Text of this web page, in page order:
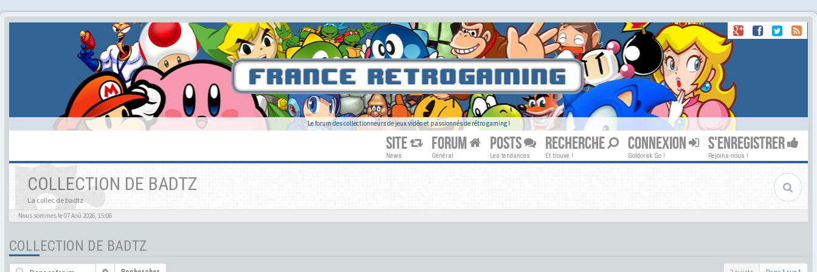
Le forum des collectionneurs de jeux vidéo et passionnés de rétro gaming !
SITE
News
FORUM
Général
POSTS
Les tendances
RECHERCHE
Et trouve !
CONNEXION
Goldorak Go !
S'ENREGISTRER
Rejoins-nous !
COLLECTION DE BADTZ
La collec de badtz
Nous sommes le 07 Aoû 2026, 15:06
COLLECTION DE BADTZ